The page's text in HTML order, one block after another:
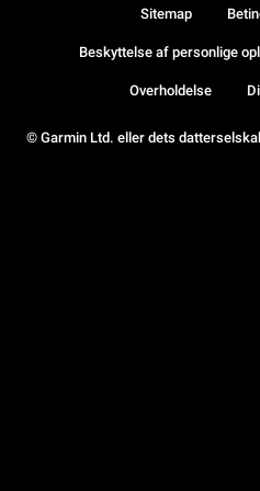
© Garmin Ltd. eller dets
Sitemap
Beskyttelse af personlige
Overholdelse